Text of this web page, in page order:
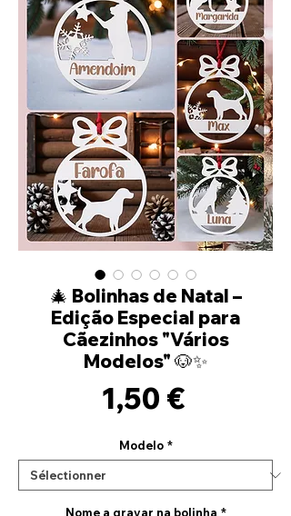
🎄 Bolinhas de Natal –
Edição Especial para
Cãezinhos "Vários
Modelos" 🐶✨
1,50 €
Modelo *
Nome a gravar na bolinha *